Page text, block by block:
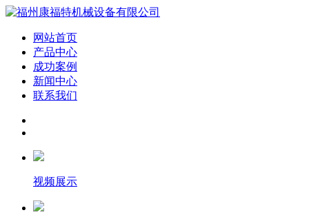
网站首页
产品中心
成功案例
新闻中心
联系我们
视频展示